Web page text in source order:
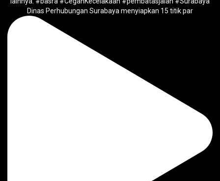
Dinas Perhubungan Surabaya menyiapkan 15 titik par